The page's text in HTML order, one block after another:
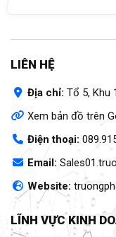
LIÊN HỆ
Địa chỉ: Tổ 5, Khu
Xem bản đồ trên
Điện thoại:
Email:
Website:
LĨNH VỰC KINH